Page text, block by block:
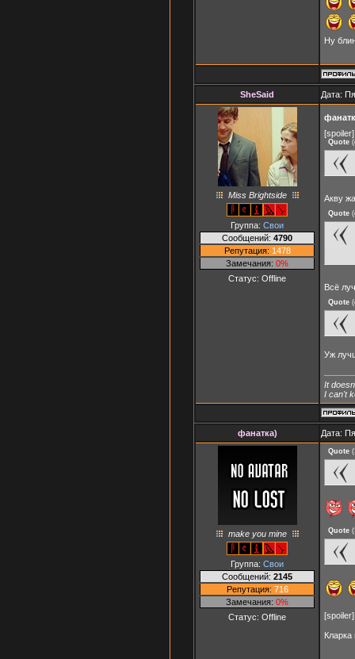
Ну
SheSaid Дата:
Miss Brightside
Группа: Свои
Сообщений: 4790
Репутация: 1478
Замечания: 0%
Статус: Offline
[spoiler]
Quote (
Акву
Quote (
Всё
Quote (
Уж
It
I can't
фанатка) Дата:
make you mine
Группа: Свои
Сообщений: 2145
Репутация: 716
Замечания: 0%
Статус: Offline
Quote (
Quote (